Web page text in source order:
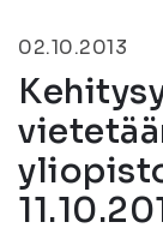
02.10.2013